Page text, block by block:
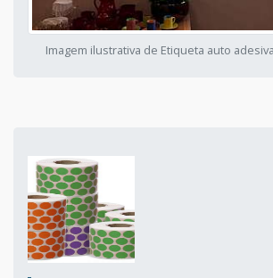
Imagem ilustrativa de Etiqueta auto